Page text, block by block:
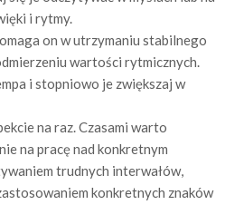
i rytmy.
on w utrzymaniu stabilnego
wartości rytmicznych.
i stopniowo je zwiększaj w
na raz. Czasami warto
na pracę nad konkretnym
trudnych interwałów,
konkretnych znaków